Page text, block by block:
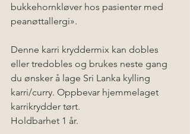
bukkehornkløver hos pasienter med
peanøttallergi».
Denne karri kryddermix kan dobles
eller tredobles og brukes neste gang
du ønsker å lage Sri Lanka kylling
karri/curry. Oppbevar hjemmelaget
karrikrydder tørt.
Holdbarhet 1 år.